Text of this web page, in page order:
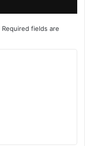
Required fields are